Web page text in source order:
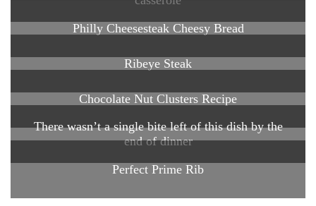
Philly Cheesesteak Cheesy Bread
Ribeye Steak
Chocolate Nut Clusters Recipe
There wasn’t a single bite left of this dish by the
end of dinner
Perfect Prime Rib